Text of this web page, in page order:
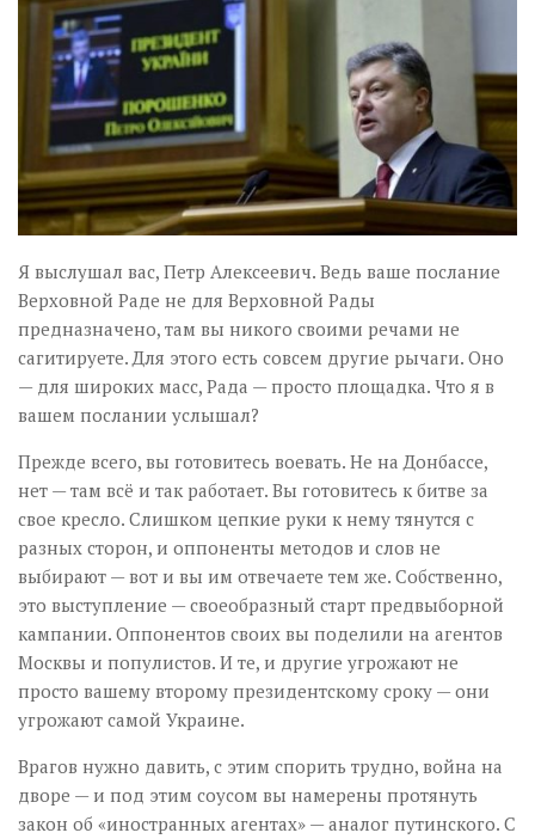
Візуальне
Научпоп
Цитати
Inter/antinational
Я выслушал вас, Петр Алексеевич. Ведь ваше послание
Верховной Раде не для Верховной Рады
предназначено, там вы никого своими речами не
сагитируете. Для этого есть совсем другие рычаги. Оно
— для широких масс, Рада — просто площадка. Что я в
вашем послании услышал?
Прежде всего, вы готовитесь воевать. Не на Донбассе,
нет — там всё и так работает. Вы готовитесь к битве за
свое кресло. Слишком цепкие руки к нему тянутся с
разных сторон, и оппоненты методов и слов не
выбирают — вот и вы им отвечаете тем же. Собственно,
это выступление — своеобразный старт предвыборной
кампании. Оппонентов своих вы поделили на агентов
Москвы и популистов. И те, и другие угрожают не
просто вашему второму президентскому сроку — они
угрожают самой Украине.
Врагов нужно давить, с этим спорить трудно, война на
дворе — и под этим соусом вы намерены протянуть
закон об «иностранных агентах» — аналог путинского. С